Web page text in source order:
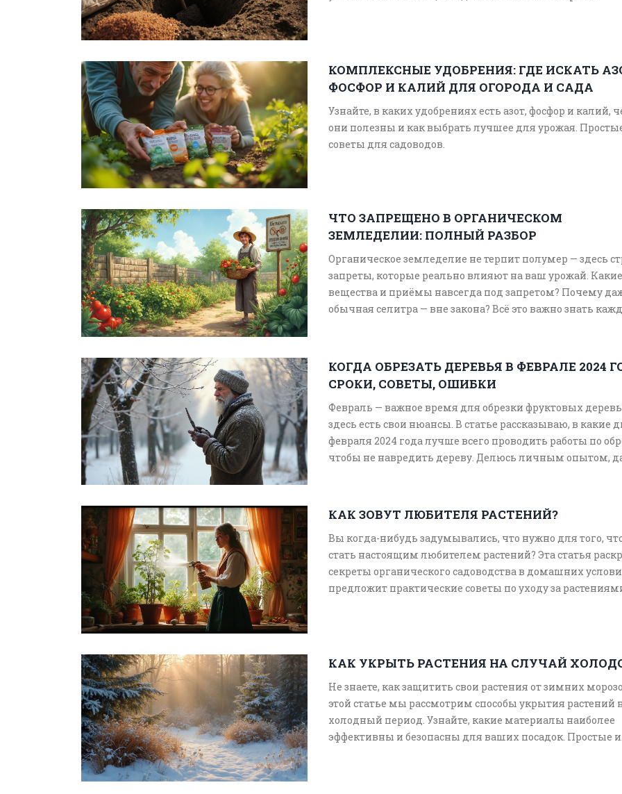
КОМПЛЕКСНЫЕ УДОБРЕНИЯ: ГДЕ ИСКАТЬ
ФОСФОР И КАЛИЙ ДЛЯ ОГОРОДА И САДА
Узнайте, в каких удобрениях есть азот, фосфор и калий,
они полезны и как выбрать лучшее для урожая.
советы для садоводов.
ЧТО ЗАПРЕЩЕНО В ОРГАНИЧЕСКОМ
ЗЕМЛЕДЕЛИИ: ПОЛНЫЙ РАЗБОР
Органическое земледелие не терпит полумер — здесь
запреты, которые реально влияют на ваш урожай. Какие
вещества и приёмы навсегда под запретом? Почему
обычная селитра — вне закона? Всё это важно знать
практики и советы для новичков. Такой контроль
ощутимые плюсы и требует основательных знаний.
КОГДА ОБРЕЗАТЬ ДЕРЕВЬЯ В ФЕВРАЛЕ 2024
СРОКИ, СОВЕТЫ, ОШИБКИ
Февраль — важное время для обрезки фруктовых
здесь есть свои нюансы. В статье рассказываю, в какие
февраля 2024 года лучше всего проводить работы по
чтобы не навредить дереву. Делюcь личным опытом,
почему погода и температура так важны, и как
останется сомнений, когда и как обрезать деревья
КАК ЗОВУТ ЛЮБИТЕЛЯ РАСТЕНИЙ?
Вы когда-нибудь задумывались, что нужно для того,
стать настоящим любителем растений? Эта статья
секреты органического садоводства в домашних
предложит практические советы по уходу за
КАК УКРЫТЬ РАСТЕНИЯ НА СЛУЧАЙ
Не знаете, как защитить свои растения от зимних
этой статье мы рассмотрим способы укрытия растений
холодный период. Узнайте, какие материалы наиболее
эффективны и безопасны для ваших посадок. Простые и